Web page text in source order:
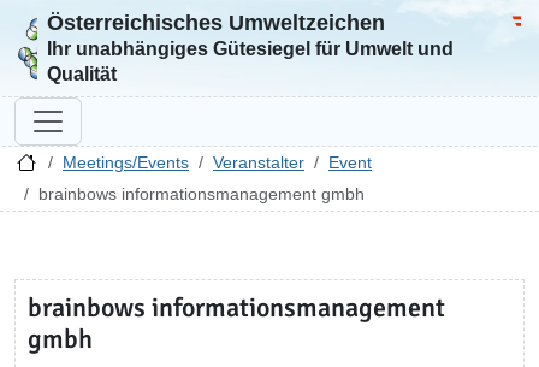
Zur Startseite
Österreichisches Umweltzeichen
Ihr unabhängiges Gütesiegel für Umwelt und
Qualität
Meetings/Events Veranstalter
Event
brainbows informationsmanagement gmbh
brainbows informationsmanagement
gmbh